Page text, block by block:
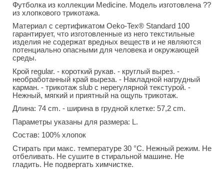
Футболка из коллекции Medicine. Модель изготовлена ??
из хлопкового трикотажа.
Материал с сертификатом Oeko-Tex® Standard 100
гарантирует, что изготовленные из него текстильные
изделия не содержат вредных веществ и не являются
потенциально опасными для человека и окружающей
среды.
Крой regular. - короткий рукав. - круглый вырез. -
необработанный край выреза. - Накладной нагрудный
карман. - трикотаж slub с нерегулярной текстурой. -
Нежный, мягкий и приятный на ощупь трикотаж.
Длина: 74 cm. - ширина в грудной клетке: 57,2 cm.
Параметры указаны для размера: L.
Состав: 100% хлопок
Стирать при макс. температуре 30 °C. Нежный режим. Не
отбеливать. Не сушите в стиральной машине. Не
гладить. Не подвергать химчистке.